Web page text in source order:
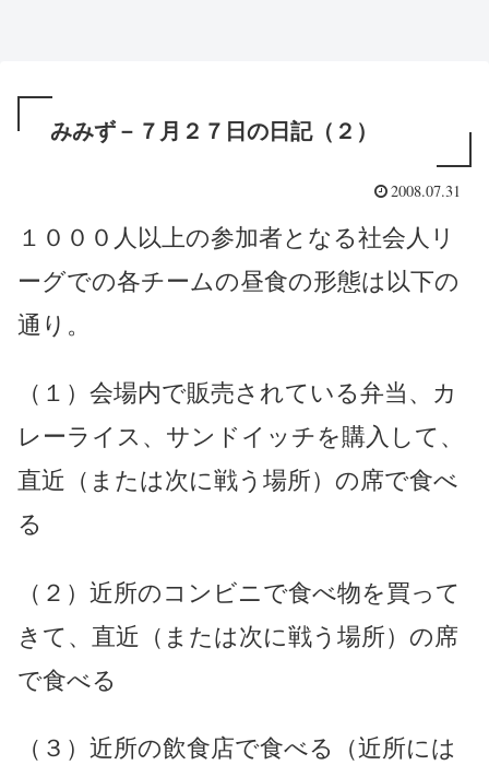
みみず－７月２７日の日記（２）
2008.07.31
１０００人以上の参加者となる社会人リ
ーグでの各チームの昼食の形態は以下の
通り。
（１）会場内で販売されている弁当、カ
レーライス、サンドイッチを購入して、
直近（または次に戦う場所）の席で食べ
る
（２）近所のコンビニで食べ物を買って
きて、直近（または次に戦う場所）の席
で食べる
（３）近所の飲食店で食べる（近所には